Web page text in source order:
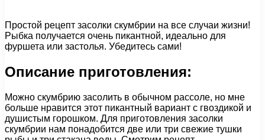
Простой рецепт засолки скумбрии на все случаи жизни!
Рыбка получается очень пикантной, идеально для
фуршета или застолья. Убедитесь сами!
Описание приготовления:
Можно скумбрию засолить в обычном рассоле, но мне
больше нравится этот пикантный вариант с гвоздикой и
душистым горошком. Для приготовления засолки
скумбрии нам понадобится две или три свежие тушки